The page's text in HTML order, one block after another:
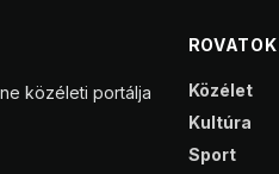
közéleti portálja
ROVATOK
Közélet
Kultúra
Sport